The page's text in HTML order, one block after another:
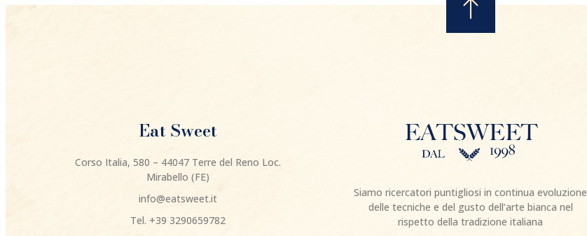
Eat Sweet
Corso Italia, 580 – 44047 Terre del Reno Loc.
Mirabello (FE)
info@eatsweet.it
Tel. +39 3290659782
Siamo ricercatori puntigliosi in continua evoluzione
delle tecniche e del gusto dell’arte bianca nel
rispetto della tradizione italiana